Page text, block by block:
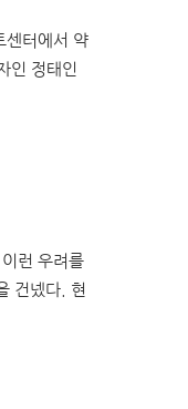
센터에서 약
인 정태인
런 우려를
건넸다. 현